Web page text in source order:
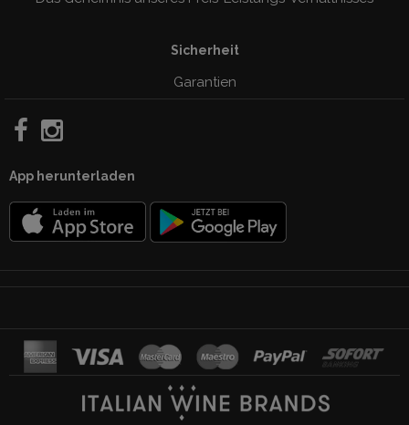
Sicherheit
Garantien
App herunterladen